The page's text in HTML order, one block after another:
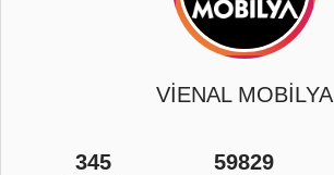
VİENAL MOBİLYA
345 59829